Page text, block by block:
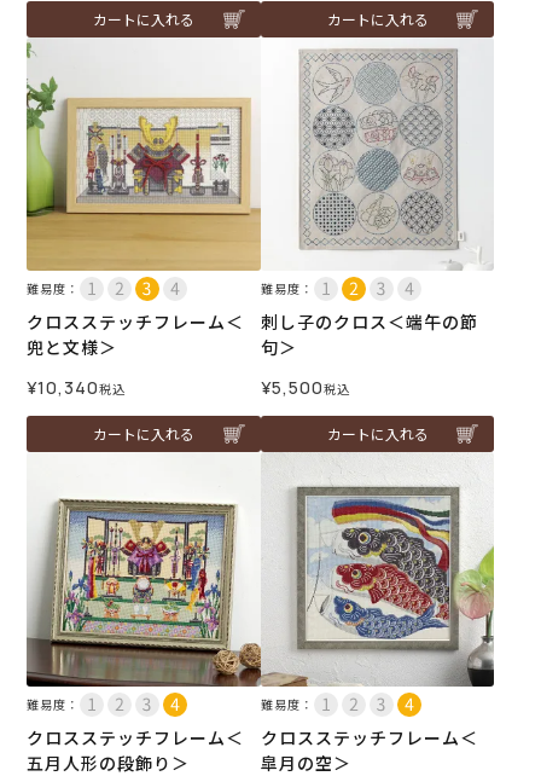
カートに入れる カートに入れる
難易度：
クロスステッチフレーム＜
兜と文様＞
¥10,340税込
カートに入れる
難易度：
刺し子のクロス＜端午の節
句＞
¥5,500税込
カートに入れる
難易度：
クロスステッチフレーム＜
五月人形の段飾り＞
難易度：
クロスステッチフレーム＜
皐月の空＞